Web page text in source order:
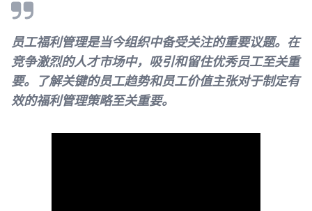
员工福利管理是当今组织中备受关注的重要议题。在
竞争激烈的人才市场中，吸引和留住优秀员工至关重
要。了解关键的员工趋势和员工价值主张对于制定有
效的福利管理策略至关重要。